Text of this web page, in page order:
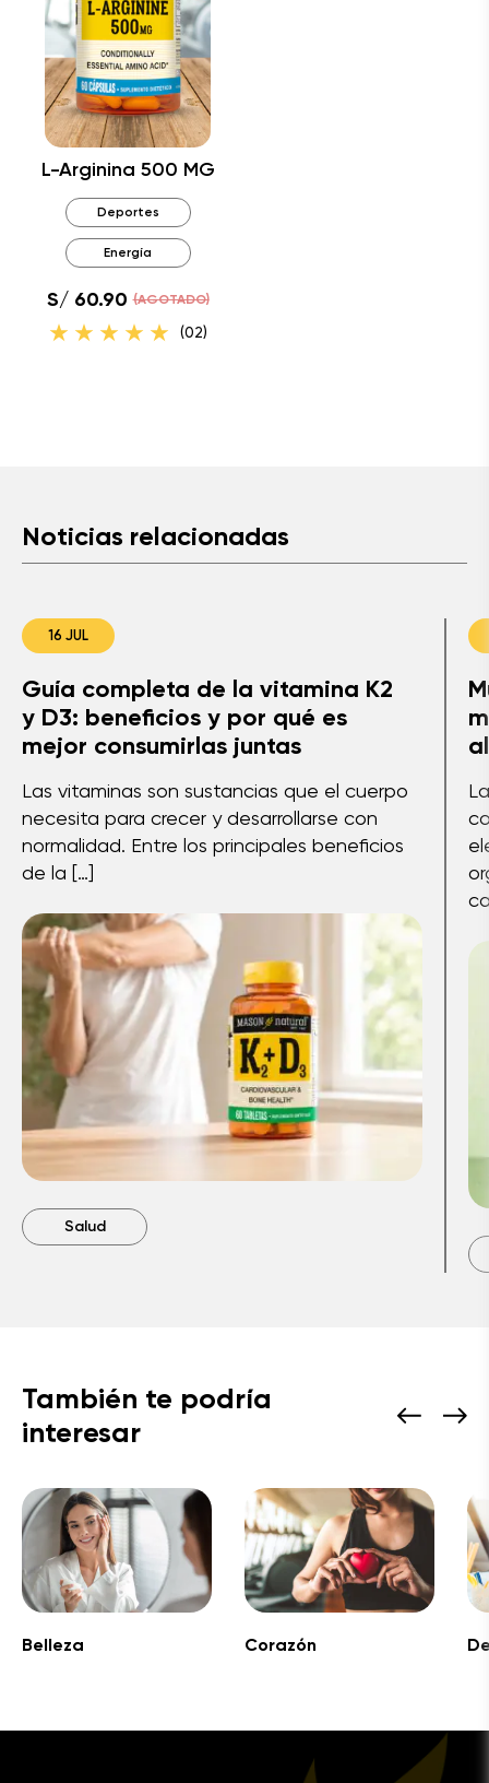
L-Arginina 500 MG
Deportes
Energía
S/ 60.90 (AGOTADO)
(02)
Noticias relacionadas
Guía completa de la vitamina K2
y D3: beneficios y por qué es
mejor consumirlas juntas
Las vitaminas son sustancias que el cuerpo
necesita para crecer y desarrollarse con
normalidad. Entre los principales beneficios
de la […]
16 JUL
Salud
También te podría
interesar
Belleza Corazón